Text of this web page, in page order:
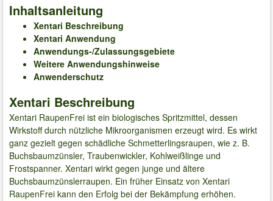
Inhaltsanleitung
Xentari Beschreibung
Xentari Anwendung
Anwendungs-/Zulassungsgebiete
Weitere Anwendungshinweise
Anwenderschutz
Xentari Beschreibung
Xentari RaupenFrei ist ein biologisches Spritzmittel, dessen
Wirkstoff durch nützliche Mikroorganismen erzeugt wird. Es wirkt
ganz gezielt gegen schädliche Schmetterlingsraupen, wie z. B.
Buchsbaumzünsler, Traubenwickler, Kohlweißlinge und
Frostspanner. Xentari wirkt gegen junge und ältere
Buchsbaumzünslerraupen. Ein früher Einsatz von Xentari
RaupenFrei kann den Erfolg bei der Bekämpfung erhöhen.